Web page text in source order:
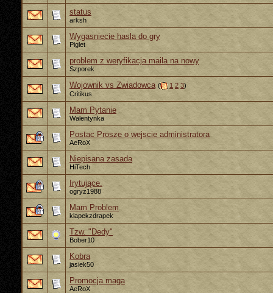
status
arksh
Wygasniecie hasla do gry
Piglet
problem z weryfikacja maila na nowy
Szporek
Wojownik vs Zwiadowca ( 1 2 3)
Critikus
Mam Pytanie
Walentynka
Postac Prosze o wejscie administratora
AeRoX
Niepisana zasada
HiTech
Irytujące.
ogryz1988
Mam Problem
klapekzdrapek
Tzw. "Dedy"
Bober10
Kobra
jasiek50
Promocja maga
AeRoX